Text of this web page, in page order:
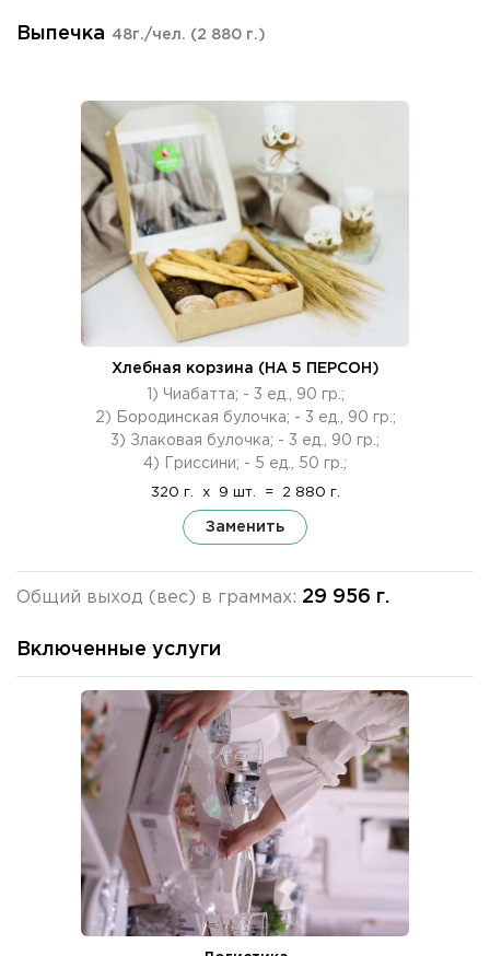
Выпечка 48г./чел. (2 880 г.)
Хлебная корзина (НА 5 ПЕРСОН)
1) Чиабатта; - 3 ед., 90 гр.;
2) Бородинская булочка; - 3 ед., 90 гр.;
3) Злаковая булочка; - 3 ед., 90 гр.;
4) Гриссини; - 5 ед., 50 гр.;
320 г. x 9 шт. = 2 880 г.
Заменить
Общий выход (вес) в граммах: 29 956 г.
Включенные услуги